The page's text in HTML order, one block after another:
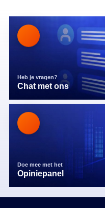
Heb je vragen?
Chat met ons
Doe mee met het
Opiniepanel